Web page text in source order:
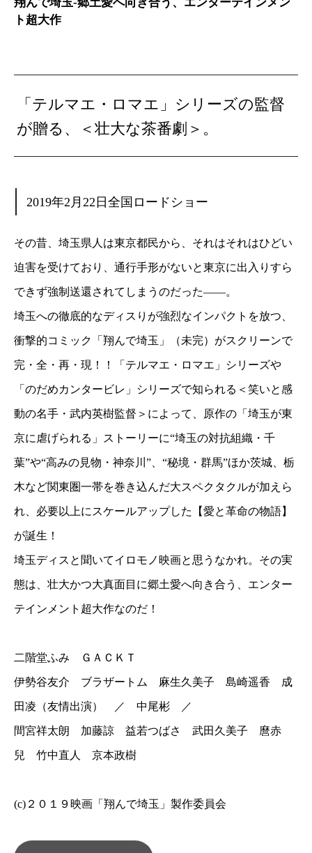
ト超大作
「テルマエ・ロマエ」シリーズの監督
が贈る、＜壮大な茶番劇＞。
2019年2月22日全国ロードショー
その昔、埼玉県人は東京都民から、それはそれはひどい
迫害を受けており、通行手形がないと東京に出入りすら
できず強制送還されてしまうのだった——。
埼玉への徹底的なディスりが強烈なインパクトを放つ、
衝撃的コミック「翔んで埼玉」（未完）がスクリーンで
完・全・再・現！！「テルマエ・ロマエ」シリーズや
「のだめカンタービレ」シリーズで知られる＜笑いと感
動の名手・武内英樹監督＞によって、原作の「埼玉が東
京に虐げられる」ストーリーに“埼玉の対抗組織・千
葉”や“高みの見物・神奈川”、“秘境・群馬”ほか茨城、栃
木など関東圏一帯を巻き込んだ大スペクタクルが加えら
れ、必要以上にスケールアップした【愛と革命の物語】
が誕生！
埼玉ディスと聞いてイロモノ映画と思うなかれ。その実
態は、壮大かつ大真面目に郷土愛へ向き合う、エンター
テインメント超大作なのだ！
二階堂ふみ ＧＡＣＫＴ
伊勢谷友介 ブラザートム 麻生久美子 島崎遥香 成
田凌（友情出演） ／ 中尾彬 ／
間宮祥太朗 加藤諒 益若つばさ 武田久美子 麿赤
兒 竹中直人 京本政樹
(c)２０１９映画「翔んで埼玉」製作委員会